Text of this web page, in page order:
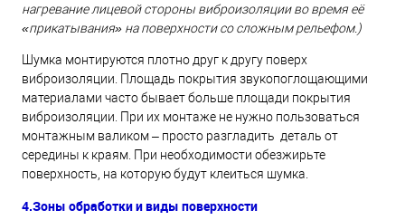
нагревание лицевой стороны виброизоляции во время её
«прикатывания» на поверхности со сложным рельефом.)
Шумка монтируются плотно друг к другу поверх
виброизоляции. Площадь покрытия звукопоглощающими
материалами часто бывает больше площади покрытия
виброизоляции. При их монтаже не нужно пользоваться
монтажным валиком – просто разгладить деталь от
середины к краям. При необходимости обезжирьте
поверхность, на которую будут клеиться шумка.
4.Зоны обработки и виды поверхности